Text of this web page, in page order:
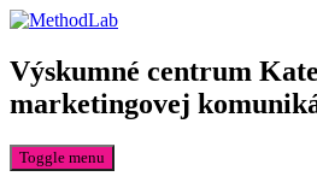
Výskumné centrum
marketingovej
Toggle menu